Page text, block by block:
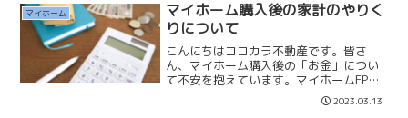
ん。国や地方自治体、学校や育...
マイホーム
マイホーム購入後の家計のやりく
りについて
こんにちはココカラ不動産です。皆さ
ん、マイホーム購入後の「お金」につい
て不安を抱えています。マイホームFP相
談や物件のご案内時に不安についてお聞
きして、生活スタイルや趣味嗜好で無駄
2023.03.13